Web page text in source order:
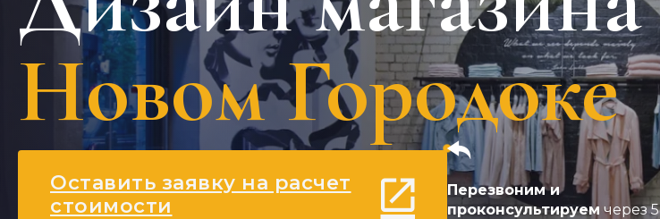
Новом Городоке
Оставить заявку на расчет
стоимости
Перезвоним и
проконсультируем через 5